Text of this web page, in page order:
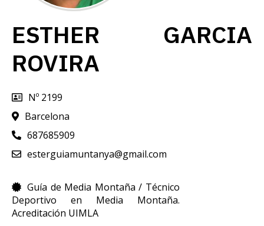
ESTHER GARCIA
ROVIRA
Nº 2199
Barcelona
687685909
esterguiamuntanya@gmail.com
Guía de Media Montaña / Técnico
Deportivo en Media Montaña.
Acreditación UIMLA